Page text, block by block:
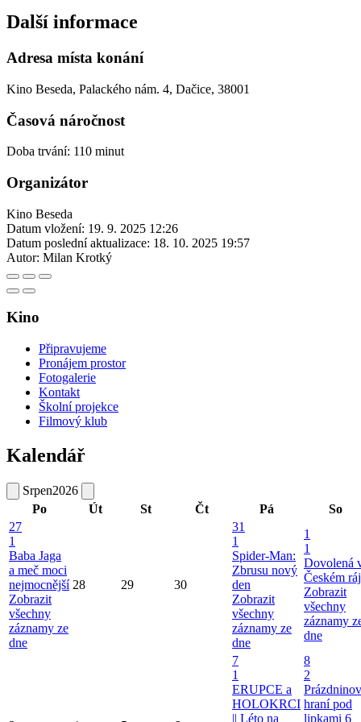
Další informace
Adresa místa konání
Kino Beseda, Palackého nám. 4, Dačice, 38001
Časová náročnost
Doba trvání: 110 minut
Organizátor
Kino Beseda
Datum vložení: 19. 9. 2025 12:26
Datum poslední aktualizace: 18. 10. 2025 19:57
Autor: Milan Krotký
Kino
Připravujeme
Pronájem prostor
Fotogalerie
Kontakt
Školní projekce
Filmový klub
Kalendář
Srpen2026
Po
Út St Čt Pá
So
27
1
Baba Jaga
a meč moci
nejmocnější
Zobrazit
všechny
záznamy ze
dne
28 29 30
31
1
Spider-Man:
Zbrusu nový
den
Zobrazit
všechny
záznamy ze
dne
1
1
Dovolená
Českém
Zobrazit
všechny
záznamy
dne
7
1
ERUPCE a
HOLOKRCI
|| Léto na
8
2
hraní pod
lipkami 6